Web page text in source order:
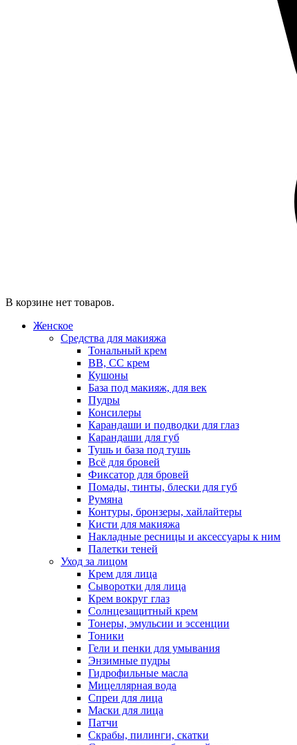
В корзине нет товаров.
Женское
Средства для макияжа
Тональный крем
BB, CC крем
Кушоны
База под макияж, для век
Пудры
Консилеры
Карандаши и подводки для глаз
Карандаши для губ
Тушь и база под тушь
Всё для бровей
Фиксатор для бровей
Помады, тинты, блески для губ
Румяна
Контуры, бронзеры, хайлайтеры
Кисти для макияжа
Накладные ресницы и аксессуары к ним
Палетки теней
Уход за лицом
Крем для лица
Сыворотки для лица
Крем вокруг глаз
Солнцезащитный крем
Тонеры, эмульсии и эссенции
Тоники
Гели и пенки для умывания
Энзимные пудры
Гидрофильные масла
Мицеллярная вода
Спреи для лица
Маски для лица
Патчи
Скрабы, пилинги, скатки